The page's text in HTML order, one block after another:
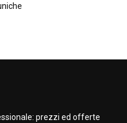
prezzi ed offerte